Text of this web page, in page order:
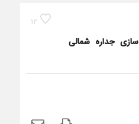
12
جداره شمالی